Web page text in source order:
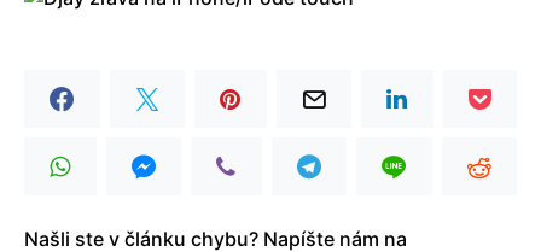
Našli ste v článku chybu? Napíšte nám na